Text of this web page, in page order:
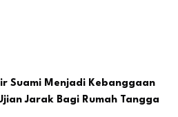
Suami Menjadi Kebanggaan
Jarak Bagi Rumah Tangga